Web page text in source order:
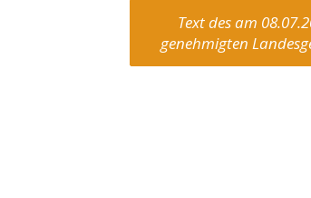
Text des am
genehmigten